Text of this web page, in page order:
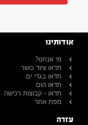
אודותינו
מי אנחנו?
תדאו ציוד כושר
תדאו בגדי ים
תדאו הום
תדאו - קבוצות רכישה
מפת אתר
עזרה